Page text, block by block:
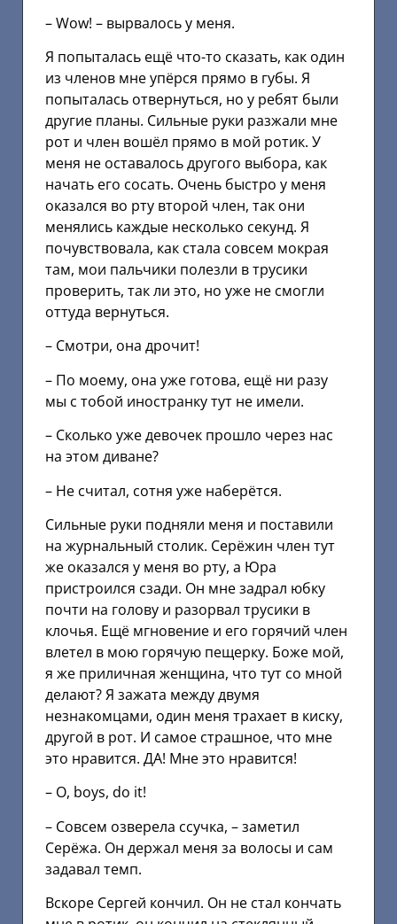
– Wоw! – вырвалось у меня.
Я попыталась ещё что-то сказать, как один
из членов мне упёрся прямо в губы. Я
попыталась отвернуться, но у ребят были
другие планы. Сильные руки разжали мне
рот и член вошёл прямо в мой ротик. У
меня не оставалось другого выбора, как
начать его сосать. Очень быстро у меня
оказался во рту второй член, так они
менялись каждые несколько секунд. Я
почувствовала, как стала совсем мокрая
там, мои пальчики полезли в трусики
проверить, так ли это, но уже не смогли
оттуда вернуться.
– Смотри, она дрочит!
– По моему, она уже готова, ещё ни разу
мы с тобой иностранку тут не имели.
– Сколько уже девочек прошло через нас
на этом диване?
– Не считал, сотня уже наберётся.
Сильные руки подняли меня и поставили
на журнальный столик. Серёжин член тут
же оказался у меня во рту, а Юра
пристроился сзади. Он мне задрал юбку
почти на голову и разорвал трусики в
клочья. Ещё мгновение и его горячий член
влетел в мою горячую пещерку. Боже мой,
я же приличная женщина, что тут со мной
делают? Я зажата между двумя
незнакомцами, один меня трахает в киску,
другой в рот. И самое страшное, что мне
это нравится. ДА! Мне это нравится!
– О, bоys, dо it!
– Совсем озверела ссучка, – заметил
Серёжа. Он держал меня за волосы и сам
задавал темп.
Вскоре Сергей кончил. Он не стал кончать